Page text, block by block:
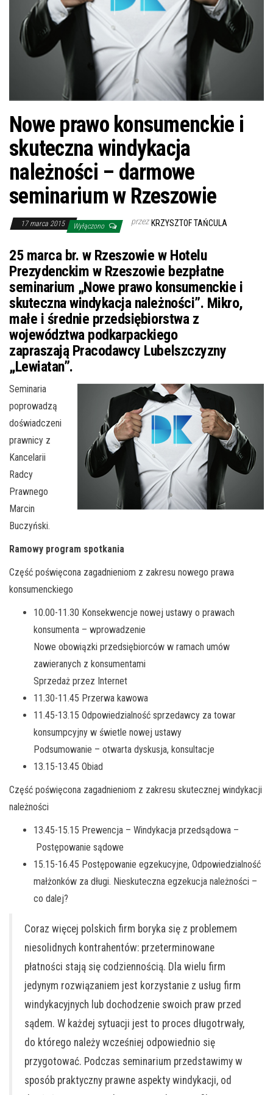
Nowe prawo konsumenckie i
skuteczna windykacja
należności – darmowe
seminarium w Rzeszowie
17 marca 2015 Wyłączono przez KRZYSZTOF TAŃCULA
25 marca br. w Rzeszowie w Hotelu
Prezydenckim w Rzeszowie bezpłatne
seminarium „Nowe prawo konsumenckie i
skuteczna windykacja należności”. Mikro,
małe i średnie przedsiębiorstwa z
województwa podkarpackiego
zapraszają Pracodawcy Lubelszczyzny
„Lewiatan”.
Seminaria
poprowadzą
doświadczeni
prawnicy z
Kancelarii
Radcy
Prawnego
Marcin
Buczyński.
Ramowy program spotkania
Część poświęcona zagadnieniom z zakresu nowego prawa
konsumenckiego
10.00-11.30 Konsekwencje nowej ustawy o prawach
konsumenta – wprowadzenie
Nowe obowiązki przedsiębiorców w ramach umów
zawieranych z konsumentami
Sprzedaż przez Internet
11.30-11.45 Przerwa kawowa
11.45-13.15 Odpowiedzialność sprzedawcy za towar
konsumpcyjny w świetle nowej ustawy
Podsumowanie – otwarta dyskusja, konsultacje
13.15-13.45 Obiad
Część poświęcona zagadnieniom z zakresu skutecznej windykacji
należności
13.45-15.15 Prewencja – Windykacja przedsądowa –
Postępowanie sądowe
15.15-16.45 Postępowanie egzekucyjne, Odpowiedzialność
małżonków za długi. Nieskuteczna egzekucja należności –
co dalej?
Coraz więcej polskich firm boryka się z problemem
niesolidnych kontrahentów: przeterminowane
płatności stają się codziennością. Dla wielu firm
jedynym rozwiązaniem jest korzystanie z usług firm
windykacyjnych lub dochodzenie swoich praw przed
sądem. W każdej sytuacji jest to proces długotrwały,
do którego należy wcześniej odpowiednio się
przygotować. Podczas seminarium przedstawimy w
sposób praktyczny prawne aspekty windykacji, od